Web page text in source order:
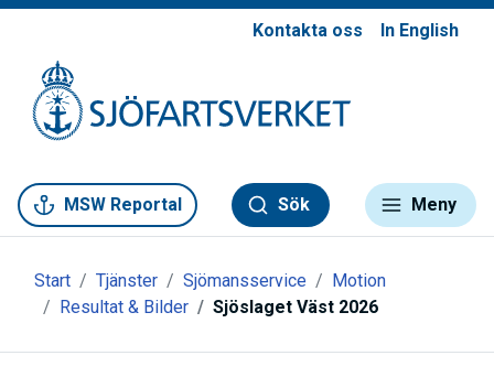
Kontakta oss In English
MSW Reportal Sök Meny
Start Tjänster Sjömansservice
Motion
Resultat & Bilder
Sjöslaget Väst 2026